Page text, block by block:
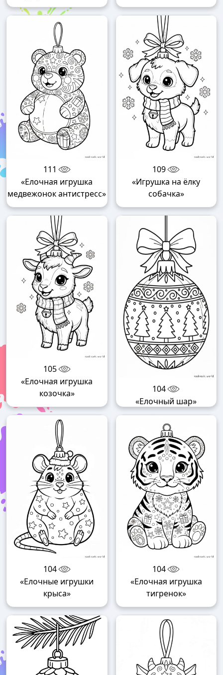
111
«Елочная игрушка
медвежонок антистресс»
109
«Игрушка на ёлку
собачка»
105
«Елочная игрушка
козочка»
104
«Елочный шар»
104
«Елочные игрушки
крыса»
104
«Елочная игрушка
тигренок»